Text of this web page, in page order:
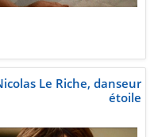
Le Riche, danseur
étoile